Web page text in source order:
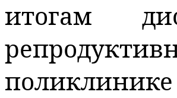
итогам